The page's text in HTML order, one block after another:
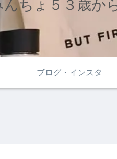
んちょ５３歳か
ブログ・インスタ